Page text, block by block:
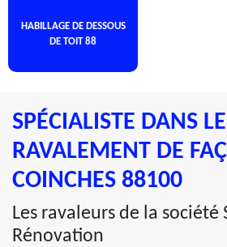
HABILLAGE DE DESSOUS
DE TOIT 88
SPÉCIALISTE DANS LE
RAVALEMENT DE
COINCHES 88100
Les ravaleurs de la société
Rénovation